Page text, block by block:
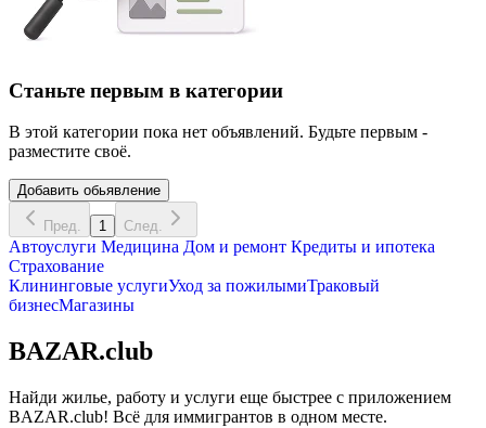
Станьте первым в категории
В этой категории пока нет объявлений. Будьте первым -
разместите своё.
Добавить обьявление
Пред. 1 След.
Автоуслуги Медицина Дом и ремонт Кредиты и ипотека
Страхование
Клининговые услугиУход за пожилымиТраковый
бизнесМагазины
BAZAR.club
Найди жилье, работу и услуги еще быстрее с приложением
BAZAR.club! Всё для иммигрантов в одном месте.